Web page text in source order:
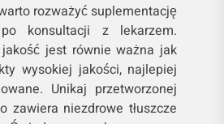
rozważyć suplementację
konsultacji z lekarzem.
jest równie ważna jak
wysokiej jakości, najlepiej
Unikaj przetworzonej
zawiera niezdrowe tłuszcze